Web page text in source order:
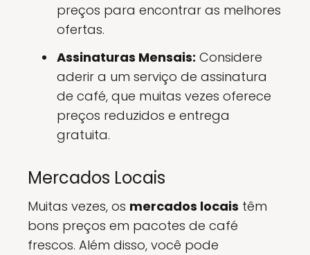
preços para encontrar as melhores
ofertas.
Assinaturas Mensais: Considere
aderir a um serviço de assinatura
de café, que muitas vezes oferece
preços reduzidos e entrega
gratuita.
Mercados Locais
Muitas vezes, os mercados locais têm
bons preços em pacotes de café
frescos. Além disso, você pode